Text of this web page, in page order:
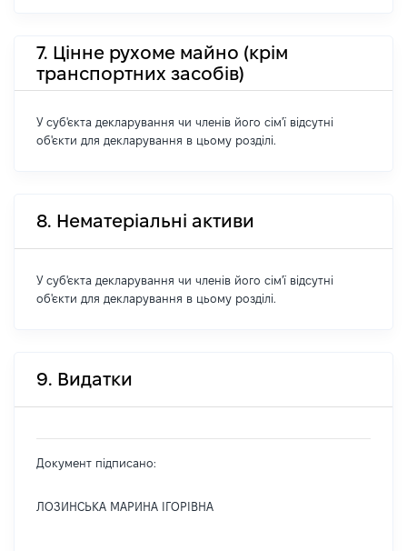
7. Цінне рухоме майно (крім
транспортних засобів)
У суб'єкта декларування чи членів його сім'ї відсутні
об'єкти для декларування в цьому розділі.
8. Нематеріальні активи
У суб'єкта декларування чи членів його сім'ї відсутні
об'єкти для декларування в цьому розділі.
9. Видатки
Документ підписано:
ЛОЗИНСЬКА МАРИНА ІГОРІВНА